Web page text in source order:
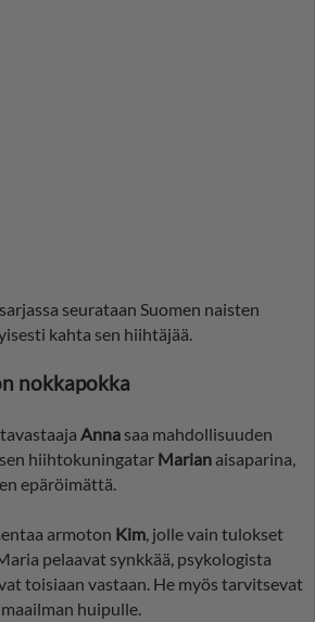
seurataan Suomen naisten
kahta sen hiihtäjää.
nokkapokka
Anna saa mahdollisuuden
hiihtokuningatar Marian aisaparina,
epäröimättä.
armoton Kim , jolle vain tulokset
pelaavat synkkää, psykologista
toisiaan vastaan. He myös tarvitsevat
huipulle.